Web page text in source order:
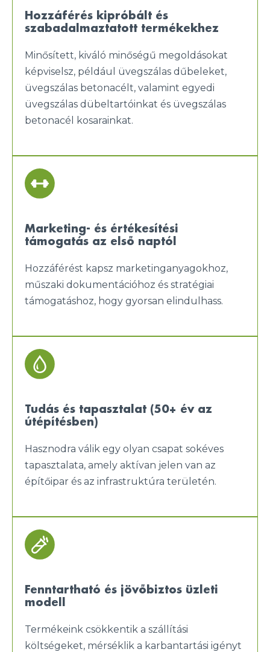
Hozzáférés kipróbált és
szabadalmaztatott termékekhez
Minősített, kiváló minőségű megoldásokat
képviselsz, például üvegszálas dűbeleket,
üvegszálas betonacélt, valamint egyedi
üvegszálas dübeltartóinkat és üvegszálas
betonacél kosarainkat.
Marketing- és értékesítési
támogatás az első naptól
Hozzáférést kapsz marketinganyagokhoz,
műszaki dokumentációhoz és stratégiai
támogatáshoz, hogy gyorsan elindulhass.
Tudás és tapasztalat (50+ év az
útépítésben)
Hasznodra válik egy olyan csapat sokéves
tapasztalata, amely aktívan jelen van az
építőipar és az infrastruktúra területén.
Fenntartható és jövőbiztos üzleti
modell
Termékeink csökkentik a szállítási
költségeket, mérséklik a karbantartási igényt